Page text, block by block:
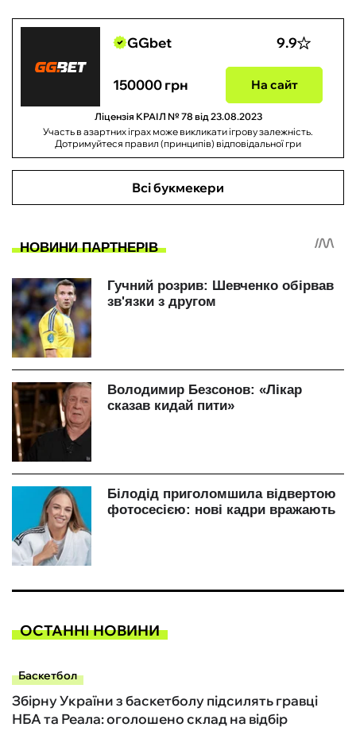
GGbet 9.9
150000 грн На сайт
Ліцензія КРАІЛ № 78 від 23.08.2023
Участь в азартних іграх може викликати ігрову залежність.
Дотримуйтеся правил (принципів) відповідальної гри
Всі букмекери
ОСТАННІ НОВИНИ
Баскетбол
Збірну України з баскетболу підсилять гравці
НБА та Реала: оголошено склад на відбір